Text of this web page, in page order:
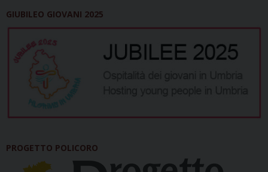
GIUBILEO GIOVANI 2025
PROGETTO POLICORO